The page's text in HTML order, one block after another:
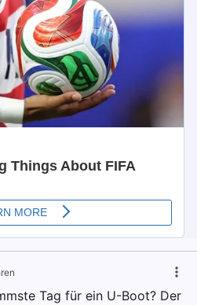
Tag für ein U-Boot? Der